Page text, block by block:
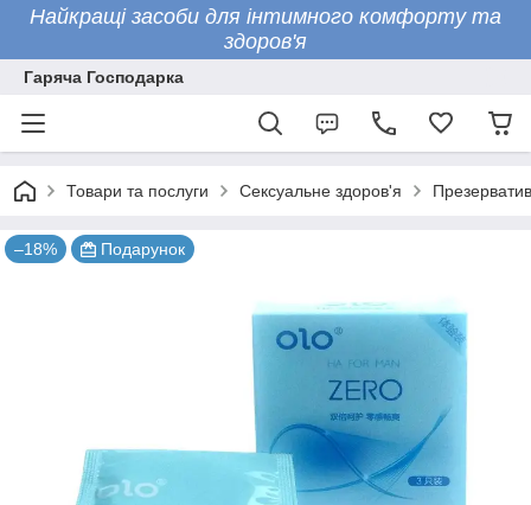
Найкращі засоби для інтимного комфорту та
здоров'я
Гаряча Господарка
Товари та послуги Сексуальне здоров'я
–18% Подарунок